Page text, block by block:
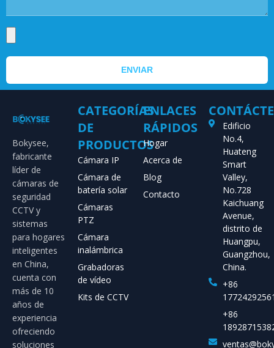
ENVIAR
Bokysee,
fabricante
líder de
cámaras de
seguridad
CCTV y
sistemas
para hogares
inteligentes
en China,
cuenta con
más de 10
años de
experiencia
ofreciendo
soluciones
CATEGORÍAS
DE
PRODUCTOS
Cámara IP
Cámara de
batería solar
Cámaras
PTZ
Cámara
inalámbrica
Grabadoras
de vídeo
Kits de CCTV
ENLACES
RÁPIDOS
Hogar
Acerca de
Blog
Contacto
Edificio
No.4,
Huateng
Smart
Valley,
No.728
Kaichuang
Avenue,
distrito de
Huangpu,
Guangzhou,
China.
+86
+86